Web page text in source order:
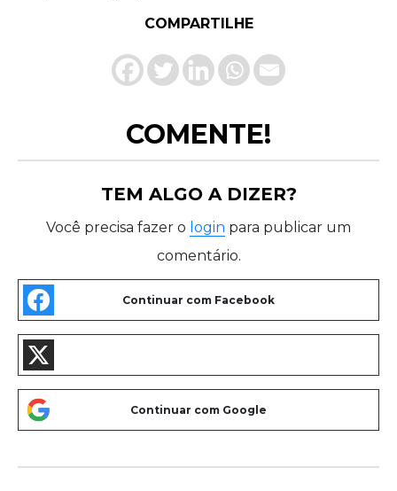
COMPARTILHE
COMENTE!
TEM ALGO A DIZER?
Você precisa fazer o login para publicar um
comentário.